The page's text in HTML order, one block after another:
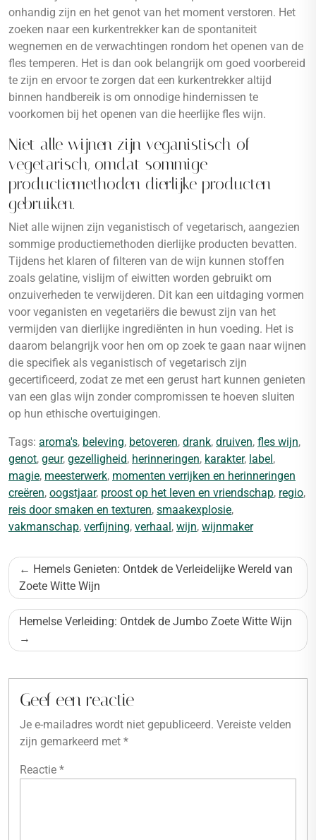
onhandig zijn en het genot van het moment verstoren. Het
zoeken naar een kurkentrekker kan de spontaniteit
wegnemen en de verwachtingen rondom het openen van de
fles temperen. Het is dan ook belangrijk om goed voorbereid
te zijn en ervoor te zorgen dat een kurkentrekker altijd
binnen handbereik is om onnodige hindernissen te
voorkomen bij het openen van die heerlijke fles wijn.
Niet alle wijnen zijn veganistisch of
vegetarisch, omdat sommige
productiemethoden dierlijke producten
gebruiken.
Niet alle wijnen zijn veganistisch of vegetarisch, aangezien
sommige productiemethoden dierlijke producten bevatten.
Tijdens het klaren of filteren van de wijn kunnen stoffen
zoals gelatine, vislijm of eiwitten worden gebruikt om
onzuiverheden te verwijderen. Dit kan een uitdaging vormen
voor veganisten en vegetariërs die bewust zijn van het
vermijden van dierlijke ingrediënten in hun voeding. Het is
daarom belangrijk voor hen om op zoek te gaan naar wijnen
die specifiek als veganistisch of vegetarisch zijn
gecertificeerd, zodat ze met een gerust hart kunnen genieten
van een glas wijn zonder compromissen te hoeven sluiten
op hun ethische overtuigingen.
Tags: aroma's, beleving, betoveren, drank, druiven, fles wijn,
genot, geur, gezelligheid, herinneringen, karakter, label,
magie, meesterwerk, momenten verrijken en herinneringen
creëren, oogstjaar, proost op het leven en vriendschap, regio,
reis door smaken en texturen, smaakexplosie,
vakmanschap, verfijning, verhaal, wijn, wijnmaker
Bericht
navigatie
Hemels Genieten: Ontdek de Verleidelijke Wereld van
Zoete Witte Wijn
Hemelse Verleiding: Ontdek de Jumbo Zoete Witte Wijn
Geef een reactie
Je e-mailadres wordt niet gepubliceerd. Vereiste velden
zijn gemarkeerd met *
Reactie *